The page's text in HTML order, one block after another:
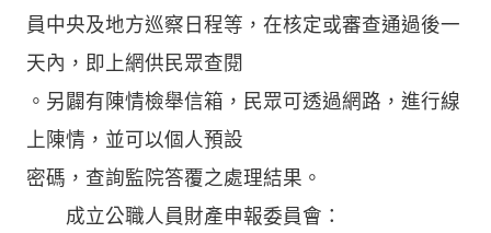
員中央及地方巡察日程等，在核定或審查通過後一
天內，即上網供民眾查閱
。另闢有陳情檢舉信箱，民眾可透過網路，進行線
上陳情，並可以個人預設
密碼，查詢監院答覆之處理結果。
成立公職人員財產申報委員會：